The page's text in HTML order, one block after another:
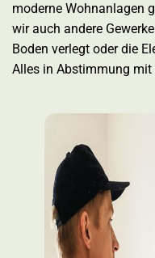
moderne Wohnanlagen
wir auch andere
Boden verlegt oder die
Alles in Abstimmung mit